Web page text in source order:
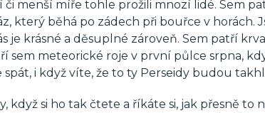
či menší míře tohle prožili mnozí lidé. Sem
který běhá po zádech při bouřce v horách.
je krásné a děsuplné zároveň. Sem patří
sem meteorické roje v první půlce srpna,
spát, i když víte, že to ty Perseidy budou
když si ho tak čtete a říkáte si, jak přesně to